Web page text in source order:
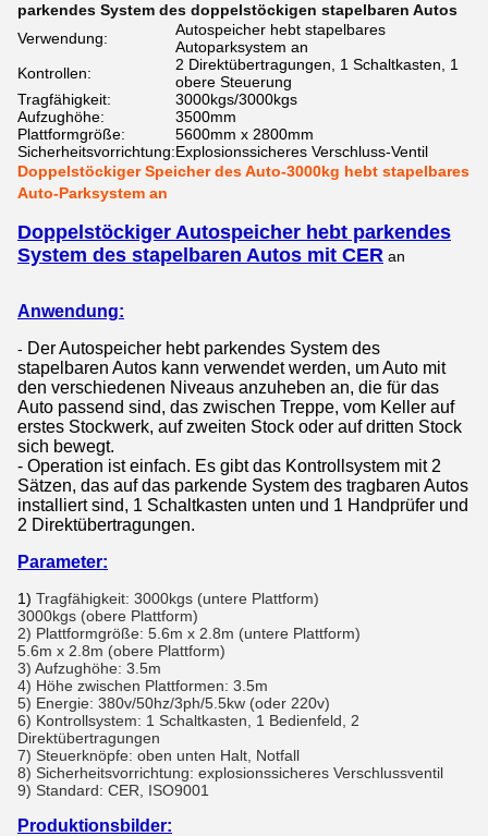
parkendes System des doppelstöckigen stapelbaren Autos
Verwendung:
Autospeicher hebt stapelbares
Autoparksystem an
Kontrollen:
2 Direktübertragungen, 1 Schaltkasten, 1
obere Steuerung
Tragfähigkeit:
3000kgs/3000kgs
Aufzughöhe:
3500mm
Plattformgröße:
5600mm x 2800mm
Sicherheitsvorrichtung:Explosionssicheres Verschluss-Ventil
Doppelstöckiger Speicher des Auto-3000kg hebt stapelbares
Auto-Parksystem an
Doppelstöckiger Autospeicher hebt parkendes
System des stapelbaren Autos mit CER an
Anwendung:
- Der Autospeicher hebt parkendes System des
stapelbaren Autos kann verwendet werden, um Auto mit
den verschiedenen Niveaus anzuheben an, die für das
Auto passend sind, das zwischen Treppe, vom Keller auf
erstes Stockwerk, auf zweiten Stock oder auf dritten Stock
sich bewegt.
- Operation ist einfach. Es gibt das Kontrollsystem mit 2
Sätzen, das auf das parkende System des tragbaren Autos
installiert sind, 1 Schaltkasten unten und 1 Handprüfer und
2 Direktübertragungen.
Parameter:
1) Tragfähigkeit: 3000kgs (untere Plattform)
3000kgs (obere Plattform)
2) Plattformgröße: 5.6m x 2.8m (untere Plattform)
5.6m x 2.8m (obere Plattform)
3) Aufzughöhe: 3.5m
4) Höhe zwischen Plattformen: 3.5m
5) Energie: 380v/50hz/3ph/5.5kw (oder 220v)
6) Kontrollsystem: 1 Schaltkasten, 1 Bedienfeld, 2
Direktübertragungen
7) Steuerknöpfe: oben unten Halt, Notfall
8) Sicherheitsvorrichtung: explosionssicheres Verschlussventil
9) Standard: CER, ISO9001
Produktionsbilder: